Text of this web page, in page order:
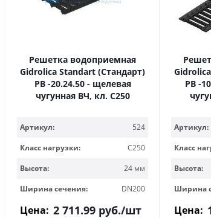
Решетка водоприемная
Gidrolica Standart (Стандарт)
РВ -20.24.50 - щелевая
чугунная ВЧ, кл. С250
Артикул:
524
Класс нагрузки:
C250
Высота:
24 мм
Ширина сечения:
DN200
Цена: 2 711.99руб./шт
РВ -
Артикул:
Класс
Высота:
Ширина
Цена: